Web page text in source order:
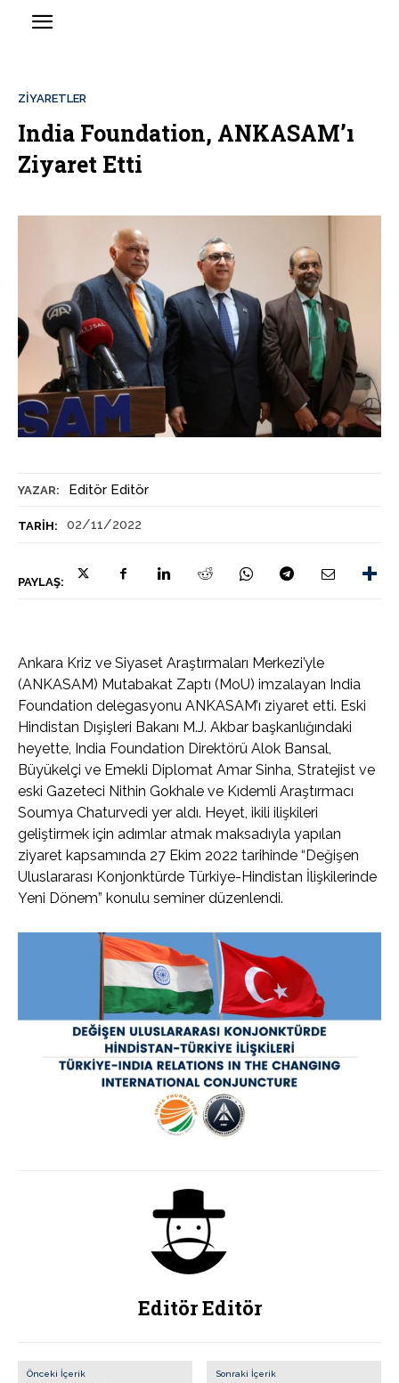
YAZAR: Editör Editör
TARIH: 02/11/2022
PAYLAŞ:
ZIYARETLER
India Foundation, ANKASAM’ı
Ziyaret Etti
Ankara Kriz ve Siyaset Araştırmaları Merkezi’yle
(ANKASAM) Mutabakat Zaptı (MoU) imzalayan India
Foundation delegasyonu ANKASAM’ı ziyaret etti. Eski
Hindistan Dışişleri Bakanı M.J. Akbar başkanlığındaki
heyette, India Foundation Direktörü Alok Bansal,
Büyükelçi ve Emekli Diplomat Amar Sinha, Stratejist ve
eski Gazeteci Nithin Gokhale ve Kıdemli Araştırmacı
Soumya Chaturvedi yer aldı. Heyet, ikili ilişkileri
geliştirmek için adımlar atmak maksadıyla yapılan
ziyaret kapsamında 27 Ekim 2022 tarihinde “Değişen
Uluslararası Konjonktürde Türkiye-Hindistan İlişkilerinde
Yeni Dönem” konulu seminer düzenlendi.
Editör Editör
Önceki İçerik Sonraki İçerik